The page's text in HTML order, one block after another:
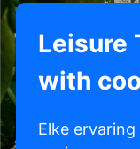
Leisure
with
Elke